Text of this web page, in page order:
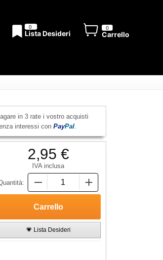
0
Lista Desideri
0
Carrello
in 3 rate i vostro acquisti
interessi con PayPal.
2,95 €
IVA inclusa
💗 Lista Desideri